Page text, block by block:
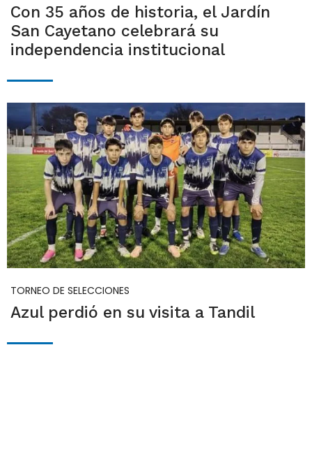
Con 35 años de historia, el Jardín
San Cayetano celebrará su
independencia institucional
TORNEO DE SELECCIONES
Azul perdió en su visita a Tandil